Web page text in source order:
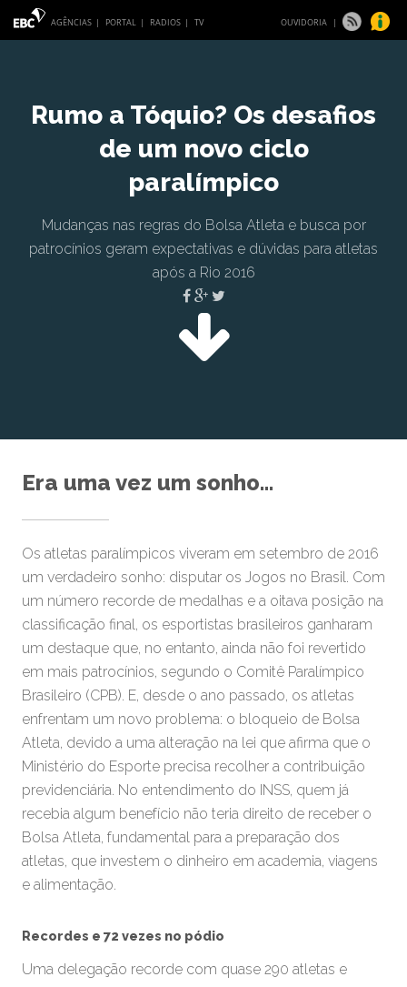
OUVIDORIA |
AGÊNCIAS | PORTAL | RADIOS | TV
Rumo a Tóquio? Os desafios
de um novo ciclo
paralímpico
Mudanças nas regras do Bolsa Atleta e busca por
patrocínios geram expectativas e dúvidas para atletas
após a Rio 2016
Era uma vez um sonho...
Os atletas paralímpicos viveram em setembro de 2016
um verdadeiro sonho: disputar os Jogos no Brasil. Com
um número recorde de medalhas e a oitava posição na
classificação final, os esportistas brasileiros ganharam
um destaque que, no entanto, ainda não foi revertido
em mais patrocínios, segundo o Comitê Paralímpico
Brasileiro (CPB). E, desde o ano passado, os atletas
enfrentam um novo problema: o bloqueio de Bolsa
Atleta, devido a uma alteração na lei que afirma que o
Ministério do Esporte precisa recolher a contribuição
previdenciária. No entendimento do INSS, quem já
recebia algum benefício não teria direito de receber o
Bolsa Atleta, fundamental para a preparação dos
atletas, que investem o dinheiro em academia, viagens
e alimentação.
Recordes e 72 vezes no pódio
Uma delegação recorde com quase 290 atletas e